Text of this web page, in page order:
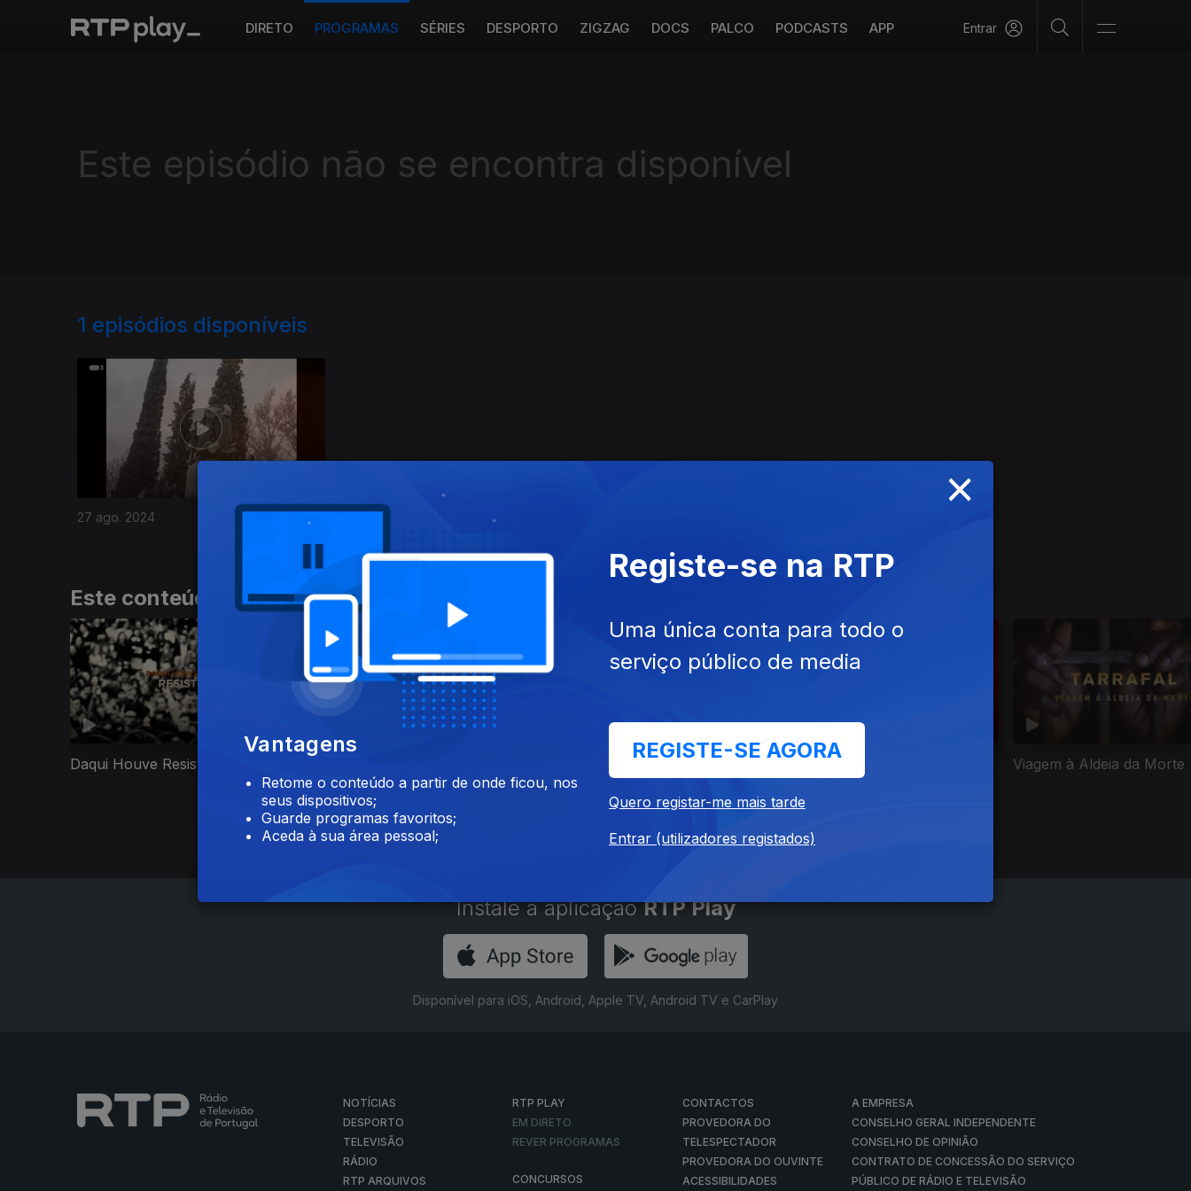
DIRETO PROGRAMAS SÉRIES DESPORTO ZIGZAG DOCS PALCO PODCASTS APP Entrar
Este episódio não se encontra disponível
1 episódios disponíveis
27 ago. 2024
791265
Este conteúdo faz parte de Recomendações de Abril
Daqui Houve Resistência
Aqueles que Ficaram (Em Toda
a Parte Todo o Mundo Tem)
As 5 Revoluções Portuguesas Viagem à Aldeia da Morte
Instale a aplicaçãoRTP Play
Disponível para iOS, Android, Apple TV, Android TV e CarPlay
NOTÍCIAS
DESPORTO
TELEVISÃO
RÁDIO
RTP ARQUIVOS
RTP PLAY
EM DIRETO
REVER PROGRAMAS
CONCURSOS
CONTACTOS
PROVEDORA DO
TELESPECTADOR
PROVEDORA DO OUVINTE
ACESSIBILIDADES
A EMPRESA
CONSELHO GERAL INDEPENDENTE
CONSELHO DE OPINIÃO
CONTRATO DE CONCESSÃO DO SERVIÇO
PÚBLICO DE RÁDIO E TELEVISÃO
×
Vantagens
Retome o conteúdo a partir de onde ficou, nos
seus dispositivos;
Guarde programas favoritos;
Aceda à sua área pessoal;
Registe-se na RTP
Uma única conta para todo o
serviço público de media
REGISTE-SE AGORA
Quero registar-me mais tarde
Entrar (utilizadores registados)